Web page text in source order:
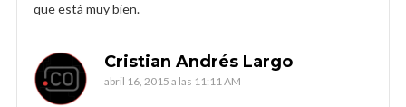
que está muy bien.
Cristian Andrés Largo
abril 16, 2015 a las 11:11 AM